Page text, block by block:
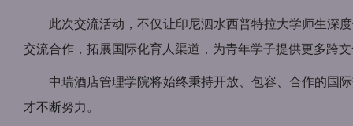
此次交流活动，不仅让印尼泗水西普特拉大学师生深
交流合作，拓展国际化育人渠道，为青年学子提供更多跨
中瑞酒店管理学院将始终秉持开放、包容、合作的国
才不断努力。